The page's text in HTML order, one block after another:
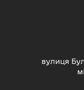
вулиця